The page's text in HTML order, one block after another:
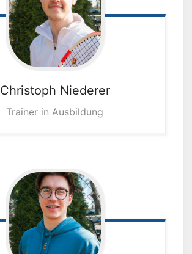
Christoph Niederer
Trainer in Ausbildung